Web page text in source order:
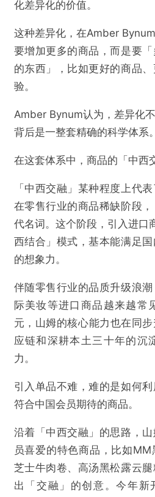
化差异化的价值。
这种差异化，在Amber
要增加更多的商品，而是要
的东西」，比如更好的商品
验。
Amber Bynum认为，差异化
背后是一整套精确的科学体系。
在这套体系中，商品的「中西
「中西交融」某种程度上代
在零售行业的商品稀缺阶段
代名词。这个阶段，引入进口
西结合」模式，基本能满足
的想象力。
伴随零售行业的品质升级浪
际美妆等进口商品越来越常
元，山姆的核心能力也在同
应链和深耕本土三十年的沉
力。
引入单品不难，难的是如何
符合中国会员期待的商品。
沿着「中西交融」的思路，
员喜爱的特色商品，比如MM
芝士牛肉卷、高汤黑松露云
出「交融」的创意。今年新